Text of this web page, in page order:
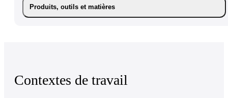
Produits, outils et matières
Contextes de travail